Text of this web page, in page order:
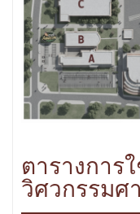
ตารางการ
วิศวกรรมศ